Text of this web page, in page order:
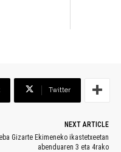
Twitter
NEXT ARTICLE
Gizarte Ekimeneko ikastetxeetan
abenduaren 3 eta 4rako